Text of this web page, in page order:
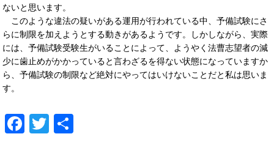
ないと思います。
このような違法の疑いがある運用が行われている中、予備試験にさ
らに制限を加えようとする動きがあるようです。しかしながら、実際
には、予備試験受験生がいることによって、ようやく法曹志望者の減
少に歯止めがかかっていると言わざるを得ない状態になっていますか
ら、予備試験の制限など絶対にやってはいけないことだと私は思いま
す。
Facebook
Twitter